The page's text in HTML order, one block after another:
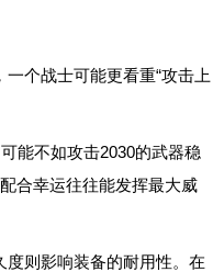
个战士可能更看重“攻击上
能不如攻击2030的武器稳
合幸运往往能发挥最大威
则影响装备的耐用性。在